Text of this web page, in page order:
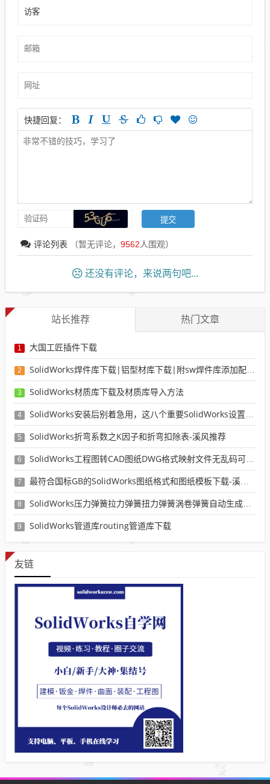
快捷回复：
评论列表 （暂无评论， 9562人围观）
还没有评论，来说两句吧...
站长推荐 热门文章
1 大国工匠插件下载
2 SolidWorks焊件库下载|铝型材库下载|附sw焊件库添加配置使用教程
3 SolidWorks材质库下载及材质库导入方法
4 SolidWorks安装后别着急用，这八个重要SolidWorks设置可以提高你的画图效率
5 SolidWorks折弯系数之K因子和折弯扣除表-溪风推荐
6 SolidWorks工程图转CAD图纸DWG格式映射文件无乱码可分层-溪风亲测推荐
7 最符合国标GB的SolidWorks图纸格式和图纸模板下载-溪风专用版
8 SolidWorks压力弹簧拉力弹簧扭力弹簧涡卷弹簧自动生成宏程序下载
9 SolidWorks管道库routing管道库下载
友链